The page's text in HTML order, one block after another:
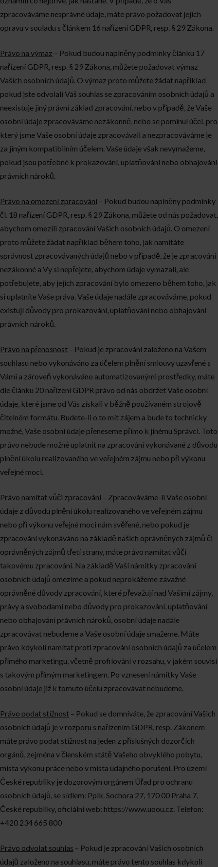
zpracováváme nesprávné údaje, máte právo požadovat jejich
opravu v souladu s článkem 16 nařízení GDPR, resp. § 29 Zákona.
Právo na výmaz – Pokud budou naplněny podmínky článku 17
nařízení GDPR, resp. § 29 Zákona, můžete požadovat výmaz
Vašich osobních údajů. O výmaz proto můžete žádat například
pokud jste odvolali Váš souhlas se zpracováním osobních údajů a
neexistuje jiný právní základ zpracování, nebo v případě, že Vaše
osobní údaje zpracováváme nezákonně, nebo se pominul účel, pro
který jsme Vaše osobní údaje zpracovávali a nezpracováváme je
za jiným kompatibilním účelem. Vaše údaje však nevymažeme,
pokud jsou potřebné k prokazování, uplatňování nebo obhajování
právních nároků.
Právo na omezení zpracování – Pokud budou naplněny podmínky
čl. 18 nařízení GDPR, resp. § 29 Zákona, můžete od nás požadovat,
abychom omezili zpracování Vašich osobních údajů. O omezení
proto můžete žádat například během toho, jak namítáte
správnost zpracovávaných údajů nebo v případě, že je zpracování
nezákonné a Vy si nepřejete, abychom údaje vymazali, ale
potřebujete, aby jejich zpracování bylo omezeno během toho, jak
si uplatníte Vaše práva. Vaše údaje nadále zpracováváme, pokud
existují důvody pro prokazování, uplatňování nebo obhajování
právních nároků.
Právo na přenosnost – Pokud je zpracování založeno na Vašem
souhlasu nebo vykonáváno za účelem plnění smlouvy uzavřené s
Vámi a zároveň vykonáváno automatizovanými prostředky, máte
dle článku 20 nařízení GDPR právo od nás obdržet Vaše osobní
údaje, které jsme od Vás získali v běžně používaném strojově
čitelném formátu. Budete-li o to mít zájem a bude to technicky
možné, Vaše osobní údaje přeneseme přímo k jinému Správci. Toto
právo nebude možné uplatnit na zpracování vykonávané z důvodu
plnění úkolu realizovaného ve veřejném zájmu nebo při výkonu
veřejné moci.
Právo namítat vůči zpracování – Zpracováváme-li Vaše osobní
údaje z důvodu plnění úkolu realizovaného ve veřejném zájmu
nebo při výkonu veřejné moci nám svěřené, nebo pokud je
zpracování vykonáváno na základě našich oprávněných zájmů či
oprávněných zájmů třetí strany, máte právo namítat vůči
takovému zpracování. Na základě Vaší námitky zpracování
osobních údajů omezíme a pokud neprokážeme závažné
oprávněné důvody zpracování, které převažují nad Vašimi zájmy,
právy a svobodami nebo důvody pro prokazování, uplatňování
nebo obhajování právních nároků, osobní údaje nadále
zpracovávat nebudeme a Vaše osobní údaje smažeme. Máte
právo kdykoli namítat proti zpracování osobních údajů za účelem
přímého marketingu, včetně profilování v rozsahu, v jakém souvisí
s takovým přímým marketingem. Po vznesení námitky Vaše
osobní údaje již k tomuto účelu zpracovávat nebudeme.
Právo podat stížnost – Pokud se domníváte, že zpracování Vašich
osobních údajů je v rozporu s nařízením GDPR, resp. Zákonem
máte právo podat stížnost na jeden z příslušných dozorčích
orgánů, zejména v členském státě Vašeho obvyklého pobytu,
místa výkonu práce nebo v místa údajného porušení. Pro území
České republiky je dozorovým orgánem Úřad pro ochranu
osobních údajů, se sídlem: Pplk. Sochora 27, 170 00 Praha 7,
České republiky, oficiální web: https://www.uoou.cz. Telefon:
+420 234 665 800
Právo odvolat souhlas – Pokud je zpracování Vašich osobních
údajů založeno na souhlasu, máte právo tento souhlas kdykoli